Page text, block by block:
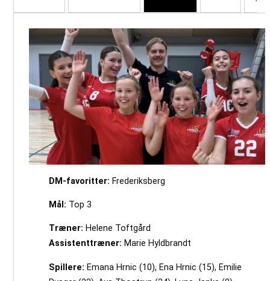
DM-favoritter: Frederiksberg
Mål: Top 3
Træner: Helene Toftgård
Assistenttræner: Marie Hyldbrandt
Spillere: Emana Hrnic (10), Ena Hrnic (15), Emilie